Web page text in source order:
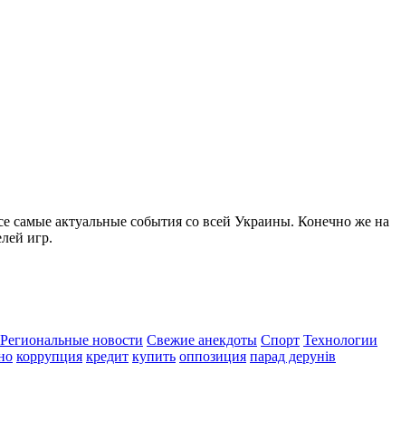
самые актуальные события со всей Украины. Конечно же на
игр.
Региональные новости Свежие анекдоты Спорт Технологии
коррупция кредит купить оппозиция парад дерунів